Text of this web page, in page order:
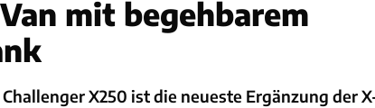
mit begehbarem
Challenger X250 ist die neueste Ergänzung der